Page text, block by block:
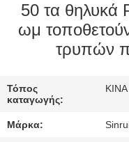
ΠΟΙΟΤΙΚΌΣ
ΈΛΕΓΧΟΣ
ΜΑΣ
ΕΛΆΤΕ
50 τα θηλυκά
ωμ
τρυπών
Τόπος
καταγωγής:
ΚΙΝΑ
Μάρκα: